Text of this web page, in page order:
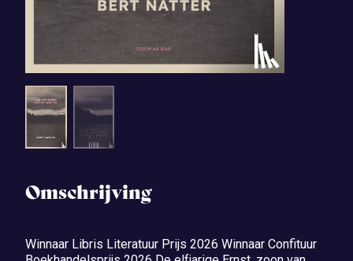
Omschrijving
Winnaar Libris Literatuur Prijs 2026 Winnaar Confituur